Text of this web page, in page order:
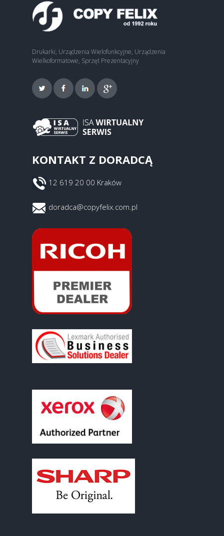
Drukarki, Urządzenia Wielofunkcyjne, Urządzenia
Wielkoformatowe, Sprzęt Prezentacyjny
KONTAKT Z DORADCĄ
12 619 20 00 Kraków
doradca@copyfelix.com.pl